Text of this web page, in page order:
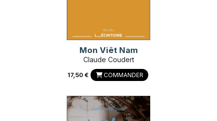
Mon Viêt Nam
Claude Coudert
17,50 € COMMANDER